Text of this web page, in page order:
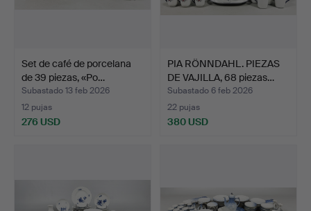
Set de café de porcelana
de 39 piezas, «Po…
Subastado 13 feb 2026
12 pujas
276 USD
PIA RÖNNDAHL. PIEZAS
DE VAJILLA, 68 piezas…
Subastado 6 feb 2026
22 pujas
380 USD